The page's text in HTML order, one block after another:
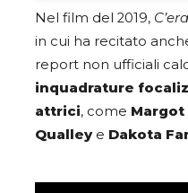
Nel film del 2019,
in cui ha recitato
report non ufficiali
inquadrature
attrici, come Margot
Qualleye Dakota